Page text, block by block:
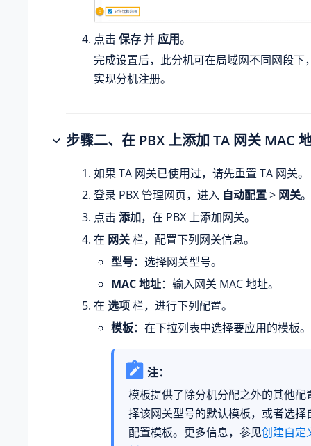
点击 保存并 应用。
完成设置后，此分机可在局域网不同网段下
实现分机注册。
步骤二、在 PBX 上添加 TA 网关 MAC
如果 TA 网关已使用过，请先重置 TA 网关。
登录 PBX 管理网页，进入 自动配置> 网关。
点击 添加，在 PBX 上添加网关。
在 网关栏，配置下列网关信息。
型号：选择网关型号。
MAC 地址：输入网关 MAC 地址。
在 选项栏，进行下列配置。
模板：在下拉列表中选择要应用的模板。
注：
模板提供了除分机分配之外的其他配
择该网关型号的默认模板，或者选择
配置模板。更多信息，参见创建自定